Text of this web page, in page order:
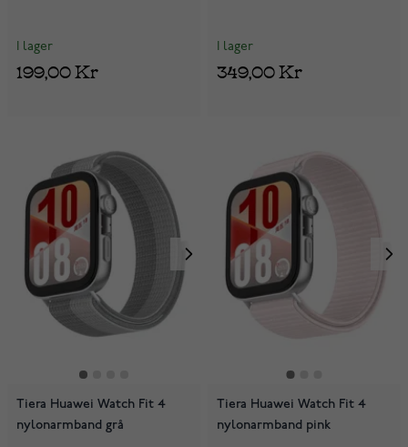
I lager
199,00 Kr
I lager
349,00 Kr
Tiera Huawei Watch Fit 4
nylonarmband grå
Tiera Huawei Watch Fit 4
nylonarmband pink